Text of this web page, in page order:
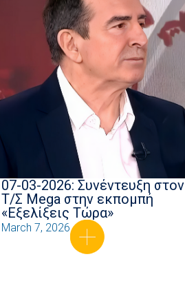
07-03-2026: Συνέντευξη στον
Τ/Σ Mega στην εκπομπή
«Εξελίξεις Τώρα»
March 7, 2026